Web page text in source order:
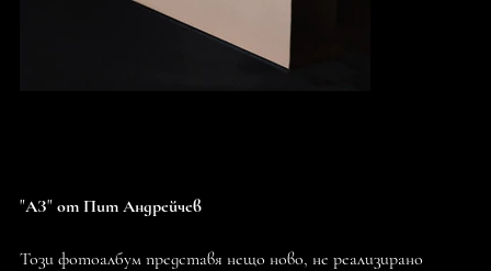
"АЗ" от Пит Андрейчев
Този фотоалбум представя нещо ново, не реализирано